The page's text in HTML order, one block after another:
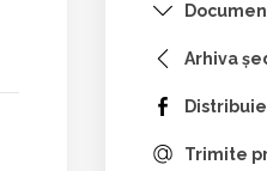
Arhiva
Trimite